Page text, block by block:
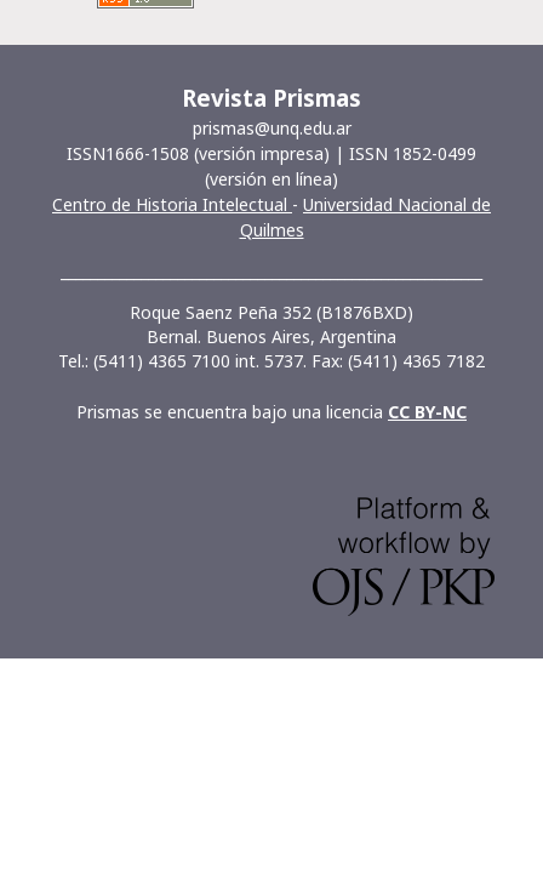
Revista Prismas
prismas@unq.edu.ar
ISSN1666-1508 (versión impresa) | ISSN 1852-0499
(versión en línea)
Centro de Historia Intelectual - Universidad Nacional de
Quilmes
Roque Saenz Peña 352 (B1876BXD)
Bernal. Buenos Aires, Argentina
Tel.: (5411) 4365 7100 int. 5737. Fax: (5411) 4365 7182
Prismas se encuentra bajo una licencia CC BY-NC